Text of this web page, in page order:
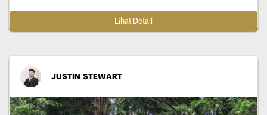
Lihat Detail
JUSTIN STEWART